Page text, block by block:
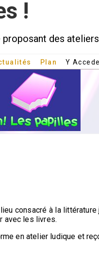
!
des
Plan Y
consacré à la
avec les livres.
en atelier ludique et